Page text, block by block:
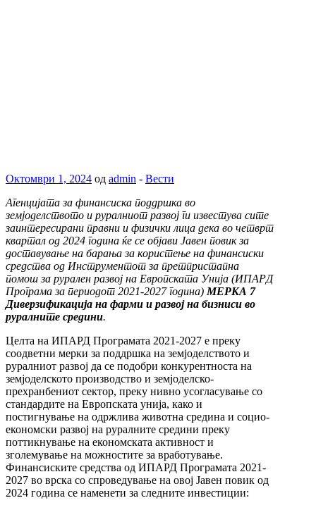
Октомври 1, 2024 од admin - Вести
Агенцијата за финансиска поддршка во
земјоделството и руралниот развој ги известува сите
заинтересирани правни и физички лица дека во четврт
квартал од 2024 година ќе се објави Јавен повик за
доставување на барања за користење на финансиски
средства од Инструментот за претпристапна
помош за рурален развој на Европската Унија (ИПАРД
Програма за периодот 2021-2027 година) МЕРКА 7
Диверзификација на фарми и развој на бизниси во
руралните средини.
Целта на ИПАРД Програмата 2021-2027 е преку
соодветни мерки за поддршка на земјоделството и
руралниот развој да се подобри конкурентноста на
земјоделското производство и земјоделско-
прехранбениот сектор, преку нивно усогласување со
стандардите на Европската унија, како и
постигнување на одржлива животна средина и социо-
економски развој на руралните средини преку
поттикнување на економската активност и
зголемување на можностите за вработување.
Финансиските средства од ИПАРД Програмата 2021-
2027 во врска со спроведување на овој Јавен повик од
2024 година се наменети за следните инвестиции: